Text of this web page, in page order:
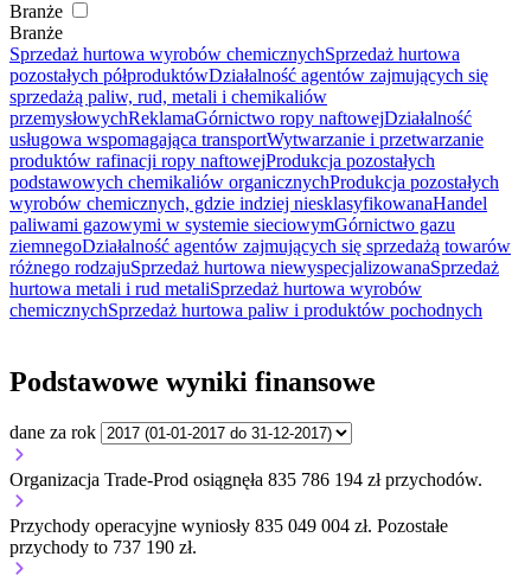
Branże
Branże
Sprzedaż hurtowa wyrobów chemicznychSprzedaż hurtowa
pozostałych półproduktówDziałalność agentów zajmujących się
sprzedażą paliw, rud, metali i chemikaliów
przemysłowychReklamaGórnictwo ropy naftowejDziałalność
usługowa wspomagająca transportWytwarzanie i przetwarzanie
produktów rafinacji ropy naftowejProdukcja pozostałych
podstawowych chemikaliów organicznychProdukcja pozostałych
wyrobów chemicznych, gdzie indziej niesklasyfikowanaHandel
paliwami gazowymi w systemie sieciowymGórnictwo gazu
ziemnegoDziałalność agentów zajmujących się sprzedażą towarów
różnego rodzajuSprzedaż hurtowa niewyspecjalizowanaSprzedaż
hurtowa metali i rud metaliSprzedaż hurtowa wyrobów
chemicznychSprzedaż hurtowa paliw i produktów pochodnych
Podstawowe wyniki finansowe
dane za rok
Organizacja Trade-Prod osiągnęła 835 786 194 zł przychodów.
Przychody operacyjne wyniosły 835 049 004 zł. Pozostałe
przychody to 737 190 zł.